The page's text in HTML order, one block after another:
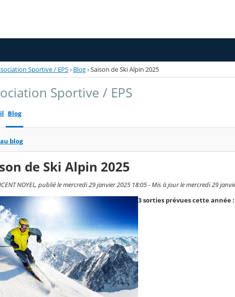
Sportive / EPS› Blog›Saison de Ski Alpin 2025
Sportive / EPS
Blog
blog
de Ski Alpin 2025
NOYEL, publié le mercredi 29 janvier 2025 18:05 - Mis à jour le mercredi 29
3 sorties prévues cette année